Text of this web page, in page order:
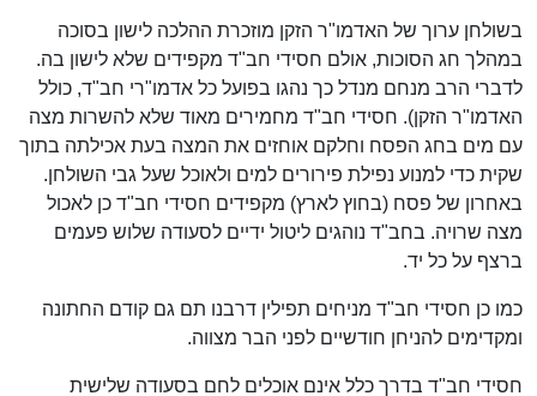
בשולחן ערוך של האדמו"ר הזקן מוזכרת ההלכה לישון בסוכה
במהלך חג הסוכות, אולם חסידי חב"ד מקפידים שלא לישון בה.
לדברי הרב מנחם מנדל כך נהגו בפועל כל אדמו"רי חב"ד, כולל
האדמו"ר הזקן). חסידי חב"ד מחמירים מאוד שלא להשרות מצה
עם מים בחג הפסח וחלקם אוחזים את המצה בעת אכילתה בתוך
שקית כדי למנוע נפילת פירורים למים ולאוכל שעל גבי השולחן.
באחרון של פסח (בחוץ לארץ) מקפידים חסידי חב"ד כן לאכול
מצה שרויה. בחב"ד נוהגים ליטול ידיים לסעודה שלוש פעמים
ברצף על כל יד.
כמו כן חסידי חב"ד מניחים תפילין דרבנו תם גם קודם החתונה
ומקדימים להניחן חודשיים לפני הבר מצווה.
חסידי חב"ד בדרך כלל אינם אוכלים לחם בסעודה שלישית